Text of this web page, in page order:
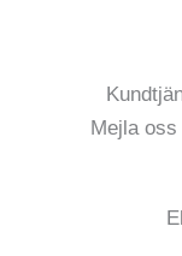
Mejla oss